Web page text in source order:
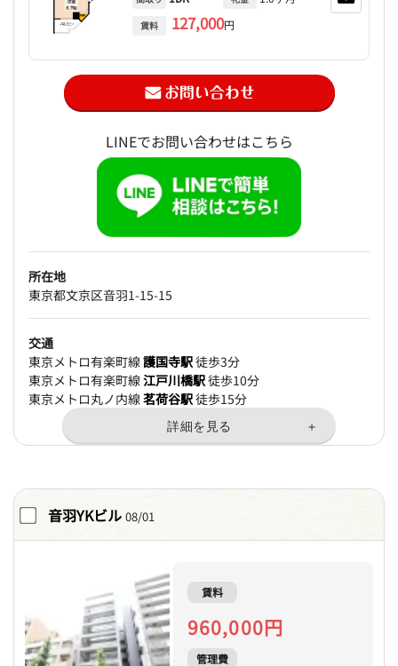
賃料 127,000円
LINEでお問い合わせはこちら
所在地
東京都文京区音羽1-15-15
交通
東京メトロ有楽町線護国寺駅徒歩3分
東京メトロ有楽町線江戸川橋駅徒歩10分
東京メトロ丸ノ内線茗荷谷駅徒歩15分
音羽YKビル 08/01
賃料
960,000円
管理費